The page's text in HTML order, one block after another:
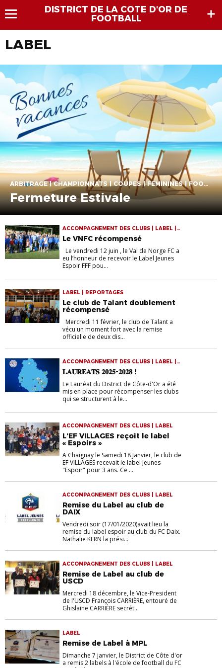
DISTRICT DE LA COTE D'OR DE
FOOTBALL
LABEL
ARBITRAGE | CHAMPIONNATS | COUPES | FÉMININES | FOOT ANIMATION | FOOT ENTREPRISE | FOOT LOISIR | FORMATION DES ARBITRES | FORMATION DES EDUCATEURS | FUTSAL | LABEL | P.E.F
Fermeture Estivale
ACCOMPAGNEMENT DES CLUBS | LABEL |
VIE DES CLUBS
Le VNFC récompensé
Le vendredi 12 juin , le Val de Norge FC a
eu l’honneur de recevoir le Label Jeunes
Espoir FFF pou...
LABEL | REPORTAGES
Le club de Talant doublement
récompensé
Mercredi 11 février, le club de Talant a
vécu un moment fort avec la remise
officielle de deux dis...
ACCOMPAGNEMENT DES CLUBS | LABEL |
VIE DES CLUBS
𝐋𝐀𝐔𝐑𝐄𝐀𝐓𝐒 𝟐𝟎𝟐𝟓-𝟐𝟎𝟐𝟖 !
Le Lauréat du District de Côte-d'Or a été
mis en place pour récompenser les clubs
qui se structurent à le...
ACCOMPAGNEMENT DES CLUBS | LABEL
L’EF VILLAGES reçoit le label
« Espoirs »
A Chaignay le Samedi 18 Janvier, le club de
EF VILLAGES recevait le label Jeunes
"Espoir" pour 3 ans. Ce ...
ACCOMPAGNEMENT DES CLUBS | LABEL
Remise du Label au club de
DAIX
Vendredi soir (17/01/2020)avait lieu la
remise du label espoir au club du FC Daix.
Nathalie KERN la prési...
ACCOMPAGNEMENT DES CLUBS | LABEL
Remise de Label au club de
USCD
Mercredi 18 décembre, le Vice-President
de l'USCD François CARRIÈRE, entouré de
Ghislaine CARRIÈRE secrét...
LABEL
Remise de Label à MPL
Dimanche 7 janvier, le District de Côte d'or
a remis 2 labels à l'école de football du FC